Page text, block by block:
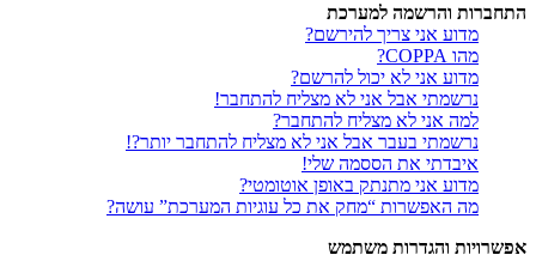
התחברות והרשמה למערכת
מדוע אני צריך להירשם?
מהו COPPA?
מדוע אני לא יכול להרשם?
נרשמתי אבל אני לא מצליח להתחבר!
למה אני לא מצליח להתחבר?
נרשמתי בעבר אבל אני לא מצליח להתחבר יותר?!
איבדתי את הססמה שלי!
מדוע אני מתנתק באופן אוטומטי?
מה האפשרות “מחק את כל עוגיות המערכת” עושה?
אפשרויות והגדרות משתמש